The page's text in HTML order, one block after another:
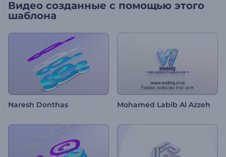
Видео созданные с помощью этого
шаблона
Naresh Donthas Mohamed Labib Al Azzeh